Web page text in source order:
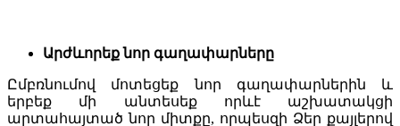
Արժևորեք նոր գաղափարները
Ըմբռնումով մոտեցեք նոր գաղափարներին և
երբեք մի անտեսեք որևէ աշխատակցի
արտահայտած նոր միտքը, որպեսզի Ձեր քայլերով